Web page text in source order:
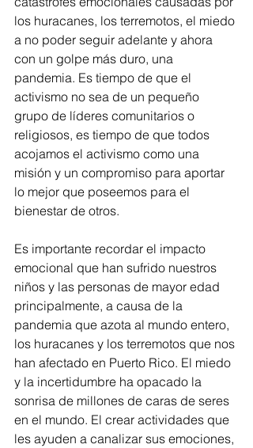
los huracanes, los terremotos, el miedo
a no poder seguir adelante y ahora
con un golpe más duro, una
pandemia. Es tiempo de que el
activismo no sea de un pequeño
grupo de líderes comunitarios o
religiosos, es tiempo de que todos
acojamos el activismo como una
misión y un compromiso para aportar
lo mejor que poseemos para el
bienestar de otros.
Es importante recordar el impacto
emocional que han sufrido nuestros
niños y las personas de mayor edad
principalmente, a causa de la
pandemia que azota al mundo entero,
los huracanes y los terremotos que nos
han afectado en Puerto Rico. El miedo
y la incertidumbre ha opacado la
sonrisa de millones de caras de seres
en el mundo. El crear actividades que
les ayuden a canalizar sus emociones,